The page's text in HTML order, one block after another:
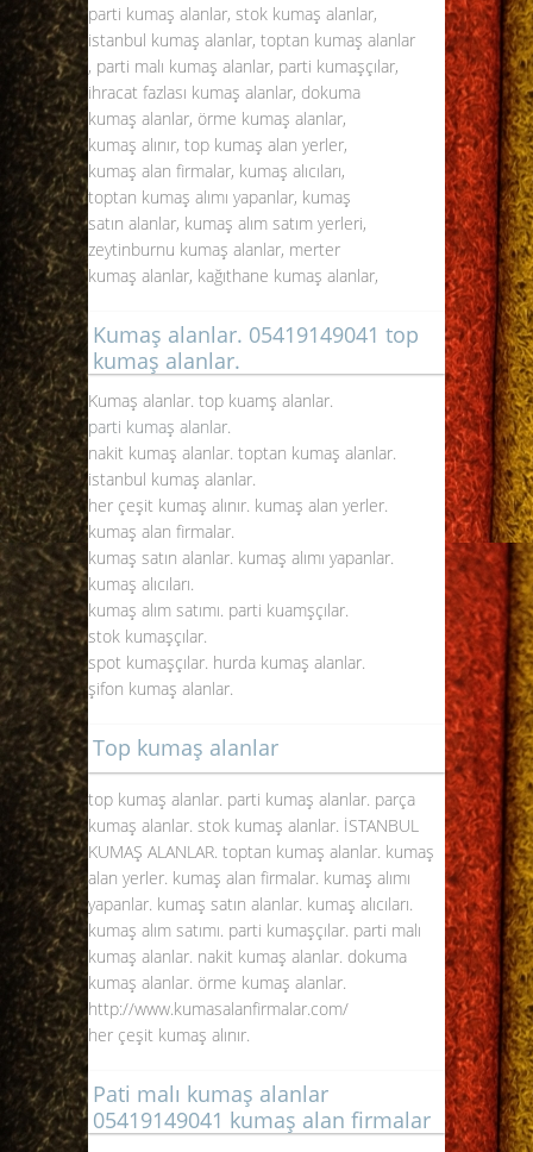
parti kumaş alanlar, stok kumaş alanlar,
istanbul kumaş alanlar, toptan kumaş alanlar
, parti malı kumaş alanlar, parti kumaşçılar,
ihracat fazlası kumaş alanlar, dokuma
kumaş alanlar, örme kumaş alanlar,
kumaş alınır, top kumaş alan yerler,
kumaş alan firmalar, kumaş alıcıları,
toptan kumaş alımı yapanlar, kumaş
satın alanlar, kumaş alım satım yerleri,
zeytinburnu kumaş alanlar, merter
kumaş alanlar, kağıthane kumaş alanlar,
Kumaş alanlar. 05419149041 top
kumaş alanlar.
Kumaş alanlar. top kuamş alanlar.
parti kumaş alanlar.
nakit kumaş alanlar. toptan kumaş alanlar.
istanbul kumaş alanlar.
her çeşit kumaş alınır. kumaş alan yerler.
kumaş alan firmalar.
kumaş satın alanlar. kumaş alımı yapanlar.
kumaş alıcıları.
kumaş alım satımı. parti kuamşçılar.
stok kumaşçılar.
spot kumaşçılar. hurda kumaş alanlar.
şifon kumaş alanlar.
Top kumaş alanlar
top kumaş alanlar. parti kumaş alanlar. parça
kumaş alanlar. stok kumaş alanlar. İSTANBUL
KUMAŞ ALANLAR. toptan kumaş alanlar. kumaş
alan yerler. kumaş alan firmalar. kumaş alımı
yapanlar. kumaş satın alanlar. kumaş alıcıları.
kumaş alım satımı. parti kumaşçılar. parti malı
kumaş alanlar. nakit kumaş alanlar. dokuma
kumaş alanlar. örme kumaş alanlar.
http://www.kumasalanfirmalar.com/
her çeşit kumaş alınır.
Pati malı kumaş alanlar
05419149041 kumaş alan firmalar